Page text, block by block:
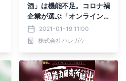
酒」は機能不足。コロナ禍
企業が選ぶ「オンライン謎
解きゲーム」 非接触型の
社内イベントに新しい定番
2021-01-19 11:00
株式会社ハレガケ